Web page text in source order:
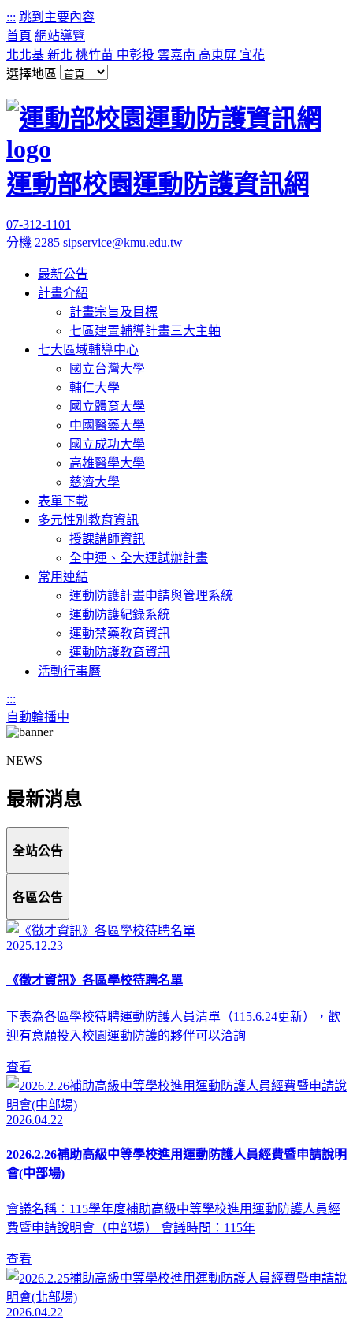
::: 跳到主要內容
首頁 網站導覽
北北基 新北 桃竹苗 中彰投 雲嘉南 高東屏 宜花
選擇地區
運動部校園運動防護資訊網
07-312-1101
分機 2285 sipservice@kmu.edu.tw
最新公告
計畫介紹
計畫宗旨及目標
七區建置輔導計畫三大主軸
七大區域輔導中心
國立台灣大學
輔仁大學
國立體育大學
中國醫藥大學
國立成功大學
高雄醫學大學
慈濟大學
表單下載
多元性別教育資訊
授課講師資訊
全中運、全大運試辦計畫
常用連結
運動防護計畫申請與管理系統
運動防護紀錄系統
運動禁藥教育資訊
運動防護教育資訊
活動行事曆
:::
自動輪播中
NEWS
最新消息
全站公告
各區公告
2025.12.23
《徵才資訊》各區學校待聘名單
下表為各區學校待聘運動防護人員清單（115.6.24更新），歡
迎有意願投入校園運動防護的夥伴可以洽詢
查看
2026.04.22
2026.2.26補助高級中等學校進用運動防護人員經費暨申請說明
會(中部場)
會議名稱：115學年度補助高級中等學校進用運動防護人員經
費暨申請說明會（中部場） 會議時間：115年
查看
2026.04.22